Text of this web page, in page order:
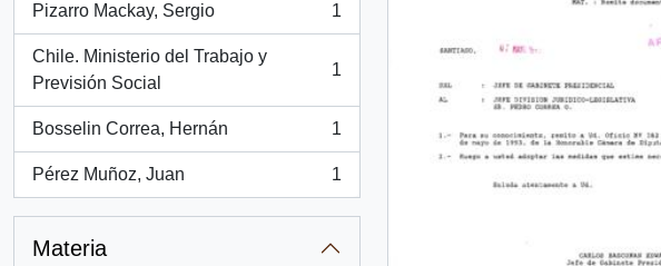
Pizarro Mackay, Sergio
, 1 resultados
1
Chile. Ministerio del Trabajo y
Previsión Social
, 1 resultados
1
Bosselin Correa, Hernán
, 1 resultados
1
Pérez Muñoz, Juan
, 1 resultados
1
Materia